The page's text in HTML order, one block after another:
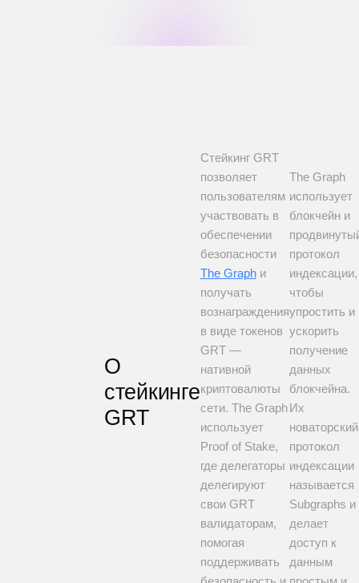
О
стейкинге
GRT
Стейкинг GRT
позволяет
пользователям
участвовать в
обеспечении
безопасности
The Graphи
получать
вознаграждения
в виде токенов
GRT —
нативной
криптовалюты
сети. The Graph
использует
Proof of Stake,
где делегаторы
делегируют
свои GRT
валидаторам,
помогая
поддерживать
The Graph
использует
блокчейн и
протокол
индексации,
чтобы
упростить и
ускорить
получение
данных
блокчейна.
Их
новаторский
протокол
индексации
называется
Subgraphs и
делает
доступ к
данным